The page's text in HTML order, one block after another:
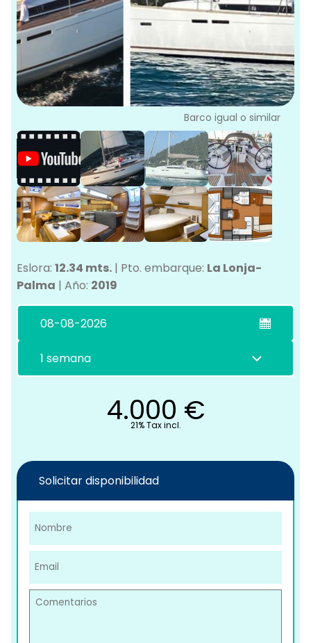
Barco igual o similar
Eslora: 12.34 mts. | Pto. embarque: La Lonja-
Palma | Año: 2019
4.000 €
21% Tax incl.
Solicitar disponibilidad